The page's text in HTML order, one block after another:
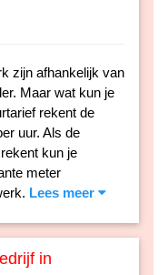
zijn afhankelijk van
Maar wat kun je
rekent de
uur. Als de
kun je
meter
Lees meer
in